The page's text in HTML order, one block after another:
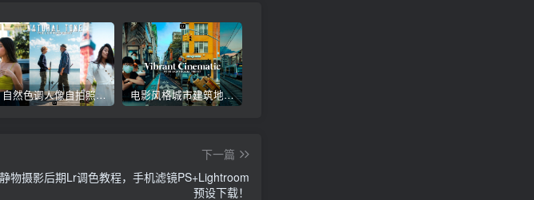
自然色调人像自拍照后期Lr调色教程，手机滤镜PS+Lightroom预设下载！ 电影风格城市建筑地铁街拍摄影Lr调色教程，手机滤镜PS+Lightroom预设下载！
下一篇
物摄影后期Lr调色教程，手机滤镜PS+Lightroom
预设下载！